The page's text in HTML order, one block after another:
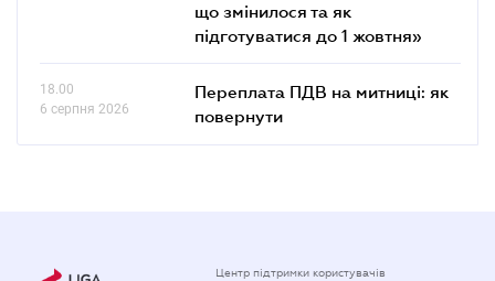
що змінилося та як
підготуватися до 1 жовтня»
18.00
6 серпня 2026
Переплата ПДВ на митниці: як
повернути
Центр підтримки користувачів